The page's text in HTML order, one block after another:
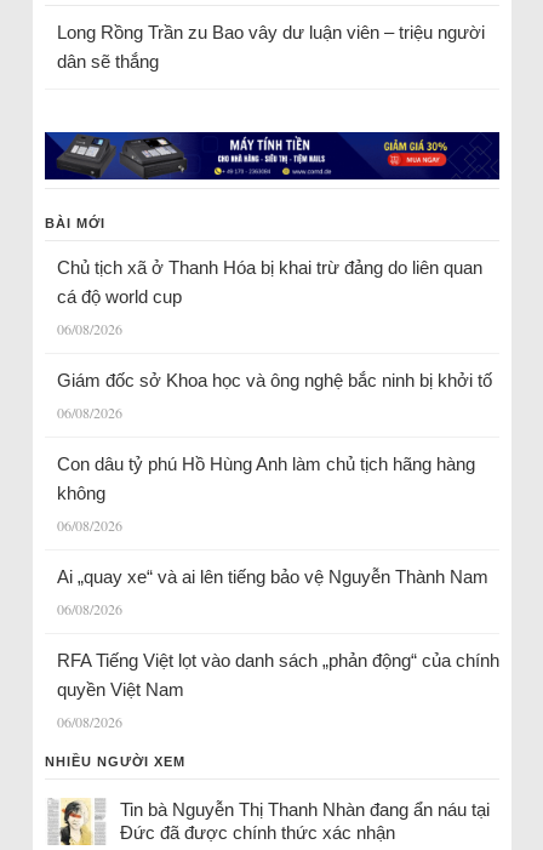
Long Rồng Trầnzu Bao vây dư luận viên – triệu người
dân sẽ thắng
BÀI MỚI
Chủ tịch xã ở Thanh Hóa bị khai trừ đảng do liên quan
cá độ world cup
06/08/2026
Giám đốc sở Khoa học và ông nghệ bắc ninh bị khởi tố
06/08/2026
Con dâu tỷ phú Hồ Hùng Anh làm chủ tịch hãng hàng
không
06/08/2026
Ai „quay xe“ và ai lên tiếng bảo vệ Nguyễn Thành Nam
06/08/2026
RFA Tiếng Việt lọt vào danh sách „phản động“ của chính
quyền Việt Nam
06/08/2026
NHIỀU NGƯỜI XEM
Tin bà Nguyễn Thị Thanh Nhàn đang ẩn náu tại
Đức đã được chính thức xác nhận